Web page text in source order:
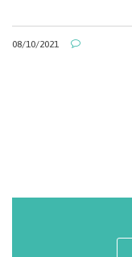
08/10/2021